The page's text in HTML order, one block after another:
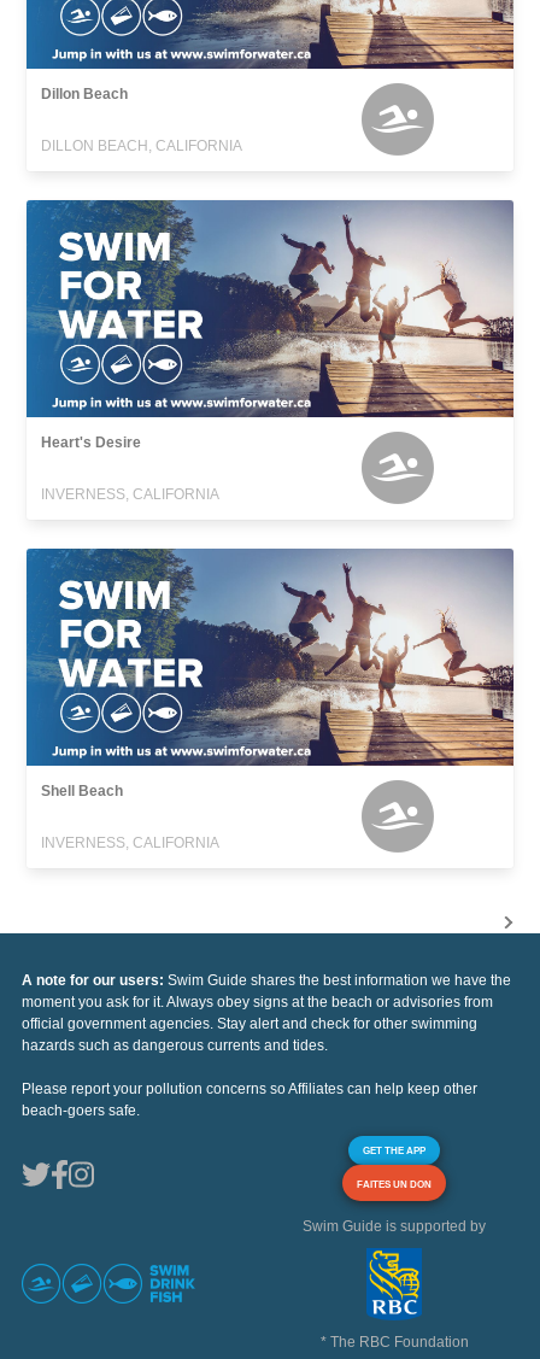
Dillon Beach
DILLON BEACH, CALIFORNIA
Heart's Desire
INVERNESS, CALIFORNIA
Shell Beach
INVERNESS, CALIFORNIA
A note for our users: Swim Guide shares the best information we have the
moment you ask for it. Always obey signs at the beach or advisories from
official government agencies. Stay alert and check for other swimming
hazards such as dangerous currents and tides.
Please report your pollution concerns so Affiliates can help keep other
beach-goers safe.
GET THE APP
FAITES UN DON
Swim Guide is supported by
* The RBC Foundation